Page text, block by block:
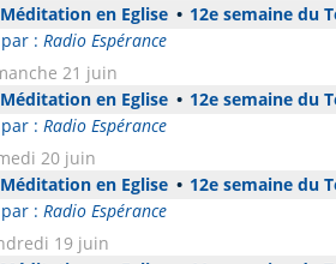
Méditation en Eglise • 12e semaine du
par : Radio Espérance
21 juin
Méditation en Eglise • 12e semaine du
par : Radio Espérance
20 juin
Méditation en Eglise • 12e semaine du
par : Radio Espérance
19 juin